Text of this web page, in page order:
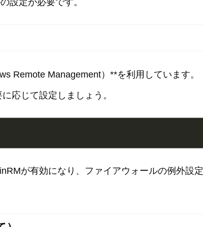
Remote Management）**を利用しています。
応じて設定しましょう。
が有効になり、ファイアウォールの例外設定